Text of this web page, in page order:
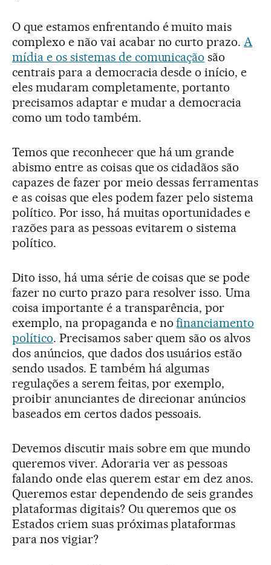
O que estamos enfrentando é muito mais
complexo e não vai acabar no curto prazo. A
mídia e os sistemas de comunicação são
centrais para a democracia desde o início, e
eles mudaram completamente, portanto
precisamos adaptar e mudar a democracia
como um todo também.
Temos que reconhecer que há um grande
abismo entre as coisas que os cidadãos são
capazes de fazer por meio dessas ferramentas
e as coisas que eles podem fazer pelo sistema
político. Por isso, há muitas oportunidades e
razões para as pessoas evitarem o sistema
político.
Dito isso, há uma série de coisas que se pode
fazer no curto prazo para resolver isso. Uma
coisa importante é a transparência, por
exemplo, na propaganda e nofinanciamento
político. Precisamos saber quem são os alvos
dos anúncios, que dados dos usuários estão
sendo usados. E também há algumas
regulações a serem feitas, por exemplo,
proibir anunciantes de direcionar anúncios
baseados em certos dados pessoais.
Devemos discutir mais sobre em que mundo
queremos viver. Adoraria ver as pessoas
falando onde elas querem estar em dez anos.
Queremos estar dependendo de seis grandes
plataformas digitais? Ou queremos que os
Estados criem suas próximas plataformas
para nos vigiar?